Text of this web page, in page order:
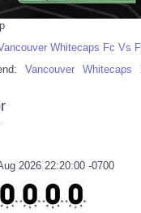
Whitecaps Fc Vs
Vancouver
2026 22:20:00 -0700